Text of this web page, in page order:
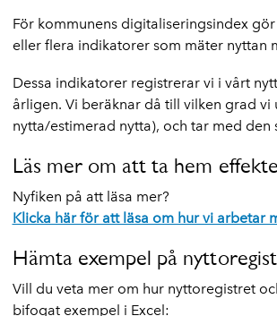
För kommunens digitaliseringsindex
eller flera indikatorer som mäter nyttan
Dessa indikatorer registrerar vi i vårt
årligen. Vi beräknar då till vilken grad
nytta/estimerad nytta), och tar med den
Läs mer om att ta hem
Nyfiken på att läsa mer?
Klicka här för att läsa om hur vi arbetar
Hämta exempel på
Vill du veta mer om hur nyttoregistret
bifogat exempel i Excel: